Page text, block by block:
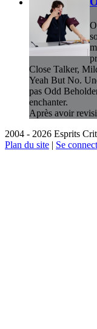
Close Talker,
Yeah But No.
pas Odd
enchanter.
Après avoir
2004 - 2026 Esprits
Plan du site | Se